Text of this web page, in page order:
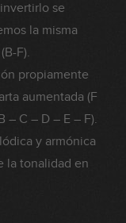
se
la misma
F).
propiamente
aumentada (F
– C – D – E – F).
y armónica
la tonalidad en